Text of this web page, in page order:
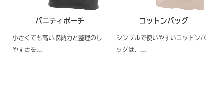
バニティポーチ
小さくても高い収納力と整理のし
やすさを...
コットンバッグ
シンプルで使いやすいコットンバ
ッグは、...